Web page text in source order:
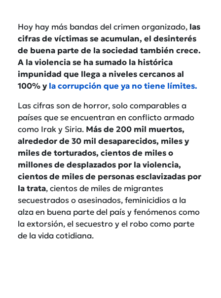
Hoy hay más bandas del crimen organizado, las
cifras de víctimas se acumulan, el desinterés
de buena parte de la sociedad también crece.
A la violencia se ha sumado la histórica
impunidad que llega a niveles cercanos al
100% y la corrupción que ya no tiene límites.
Las cifras son de horror, solo comparables a
países que se encuentran en conflicto armado
como Irak y Siria. Más de 200 mil muertos,
alrededor de 30 mil desaparecidos, miles y
miles de torturados, cientos de miles o
millones de desplazados por la violencia,
cientos de miles de personas esclavizadas por
la trata, cientos de miles de migrantes
secuestrados o asesinados, feminicidios a la
alza en buena parte del país y fenómenos como
la extorsión, el secuestro y el robo como parte
de la vida cotidiana.